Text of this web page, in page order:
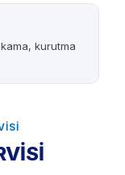
kurutma